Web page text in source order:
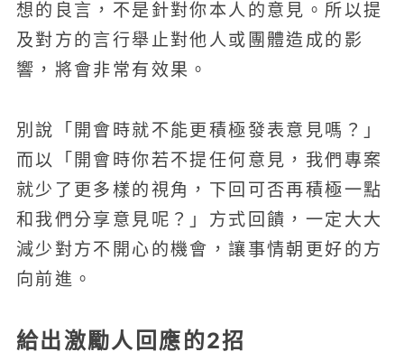
想的良言，不是針對你本人的意見。所以提
及對方的言行舉止對他人或團體造成的影
響，將會非常有效果。
別說「開會時就不能更積極發表意見嗎？」
而以「開會時你若不提任何意見，我們專案
就少了更多樣的視角，下回可否再積極一點
和我們分享意見呢？」方式回饋，一定大大
減少對方不開心的機會，讓事情朝更好的方
向前進。
給出激勵人回應的2招